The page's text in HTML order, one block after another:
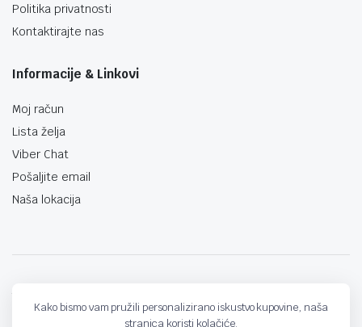
Politika privatnosti
Kontaktirajte nas
Informacije & Linkovi
Moj račun
Lista želja
Viber Chat
Pošaljite email
Naša lokacija
Kako bismo vam pružili personalizirano iskustvo kupovine, naša
stranica koristi kolačiće.